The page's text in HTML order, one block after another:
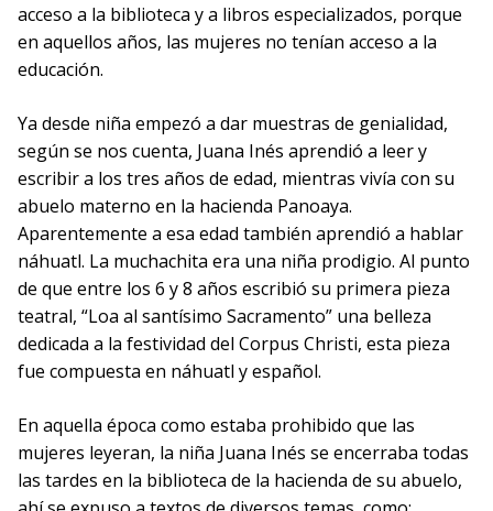
acceso a la biblioteca y a libros especializados, porque
en aquellos años, las mujeres no tenían acceso a la
educación.
Ya desde niña empezó a dar muestras de genialidad,
según se nos cuenta, Juana Inés aprendió a leer y
escribir a los tres años de edad, mientras vivía con su
abuelo materno en la hacienda Panoaya.
Aparentemente a esa edad también aprendió a hablar
náhuatl. La muchachita era una niña prodigio. Al punto
de que entre los 6 y 8 años escribió su primera pieza
teatral, “Loa al santísimo Sacramento” una belleza
dedicada a la festividad del Corpus Christi, esta pieza
fue compuesta en náhuatl y español.
En aquella época como estaba prohibido que las
mujeres leyeran, la niña Juana Inés se encerraba todas
las tardes en la biblioteca de la hacienda de su abuelo,